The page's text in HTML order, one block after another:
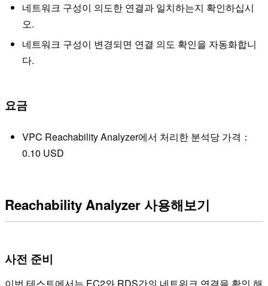
네트워크 구성이 의도한 연결과 일치하는지 확인하십시
오.
네트워크 구성이 변경되면 연결 의도 확인을 자동화합니
다.
요금
VPC Reachability Analyzer에서 처리한 분석당 가격：
0.10 USD
Reachability Analyzer 사용해보기
사전 준비